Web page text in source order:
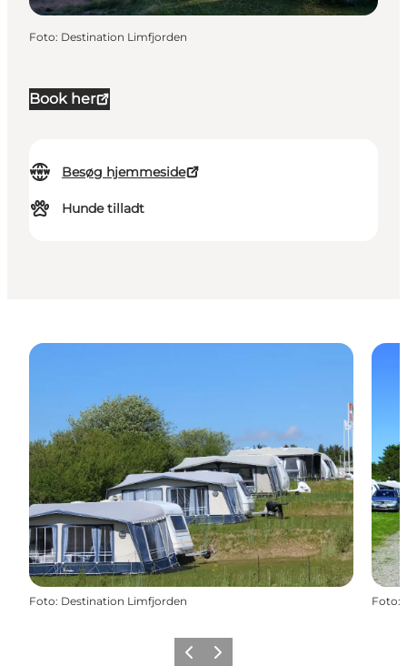
Book her
Besøg hjemmeside
Hunde tilladt
Foto: Destination Limfjorden
Foto: Destination Limfjorden Foto:
Forrige billede
Næste billede